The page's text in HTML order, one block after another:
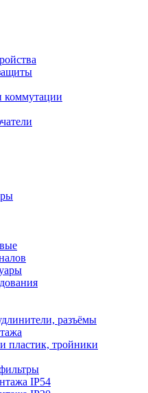
коммутации
разъёмы
пластик, тройники
IP54